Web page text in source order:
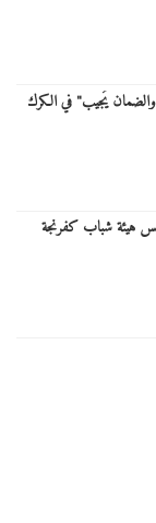
يُجيب" في الكرك
هيئة شباب كفرنجة